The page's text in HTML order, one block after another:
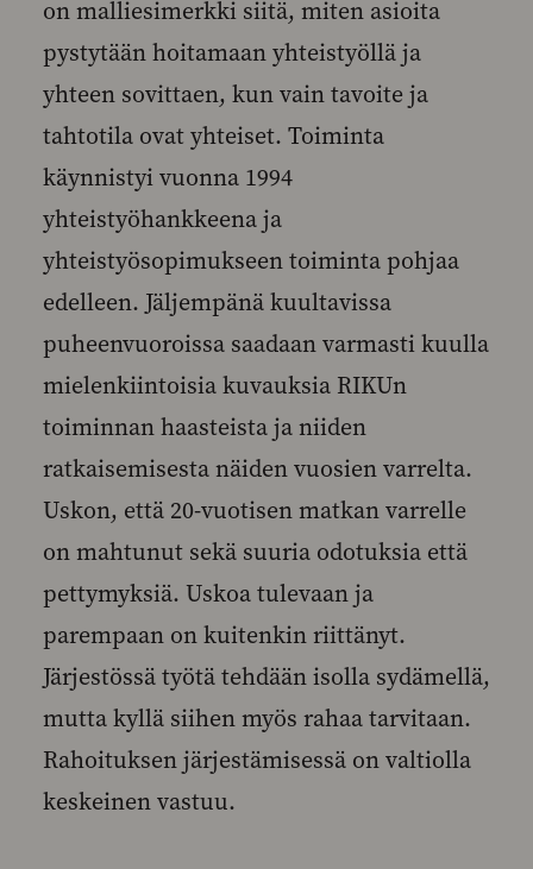
on malliesimerkki siitä, miten asioita
pystytään hoitamaan yhteistyöllä ja
yhteen sovittaen, kun vain tavoite ja
tahtotila ovat yhteiset. Toiminta
käynnistyi vuonna 1994
yhteistyöhankkeena ja
yhteistyösopimukseen toiminta pohjaa
edelleen. Jäljempänä kuultavissa
puheenvuoroissa saadaan varmasti kuulla
mielenkiintoisia kuvauksia RIKUn
toiminnan haasteista ja niiden
ratkaisemisesta näiden vuosien varrelta.
Uskon, että 20-vuotisen matkan varrelle
on mahtunut sekä suuria odotuksia että
pettymyksiä. Uskoa tulevaan ja
parempaan on kuitenkin riittänyt.
Järjestössä työtä tehdään isolla sydämellä,
mutta kyllä siihen myös rahaa tarvitaan.
Rahoituksen järjestämisessä on valtiolla
keskeinen vastuu.